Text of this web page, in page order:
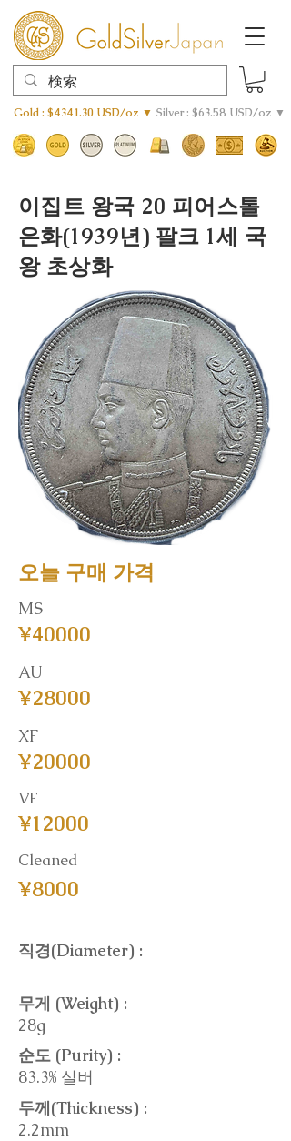
Gold : $4341.30 USD/oz ▼ Silver : $63.58 USD/oz ▼
이집트 왕국 20 피어스톨
은화(1939년) 팔크 1세 국
왕 초상화
오늘 구매 가격
MS
¥40000
AU
¥28000
XF
¥20000
VF
¥12000
Cleaned
¥8000
직경(Diameter) :
무게 (Weight) :
28g
순도 (Purity) :
83.3% 실버
두께(Thickness) :
2.2mm